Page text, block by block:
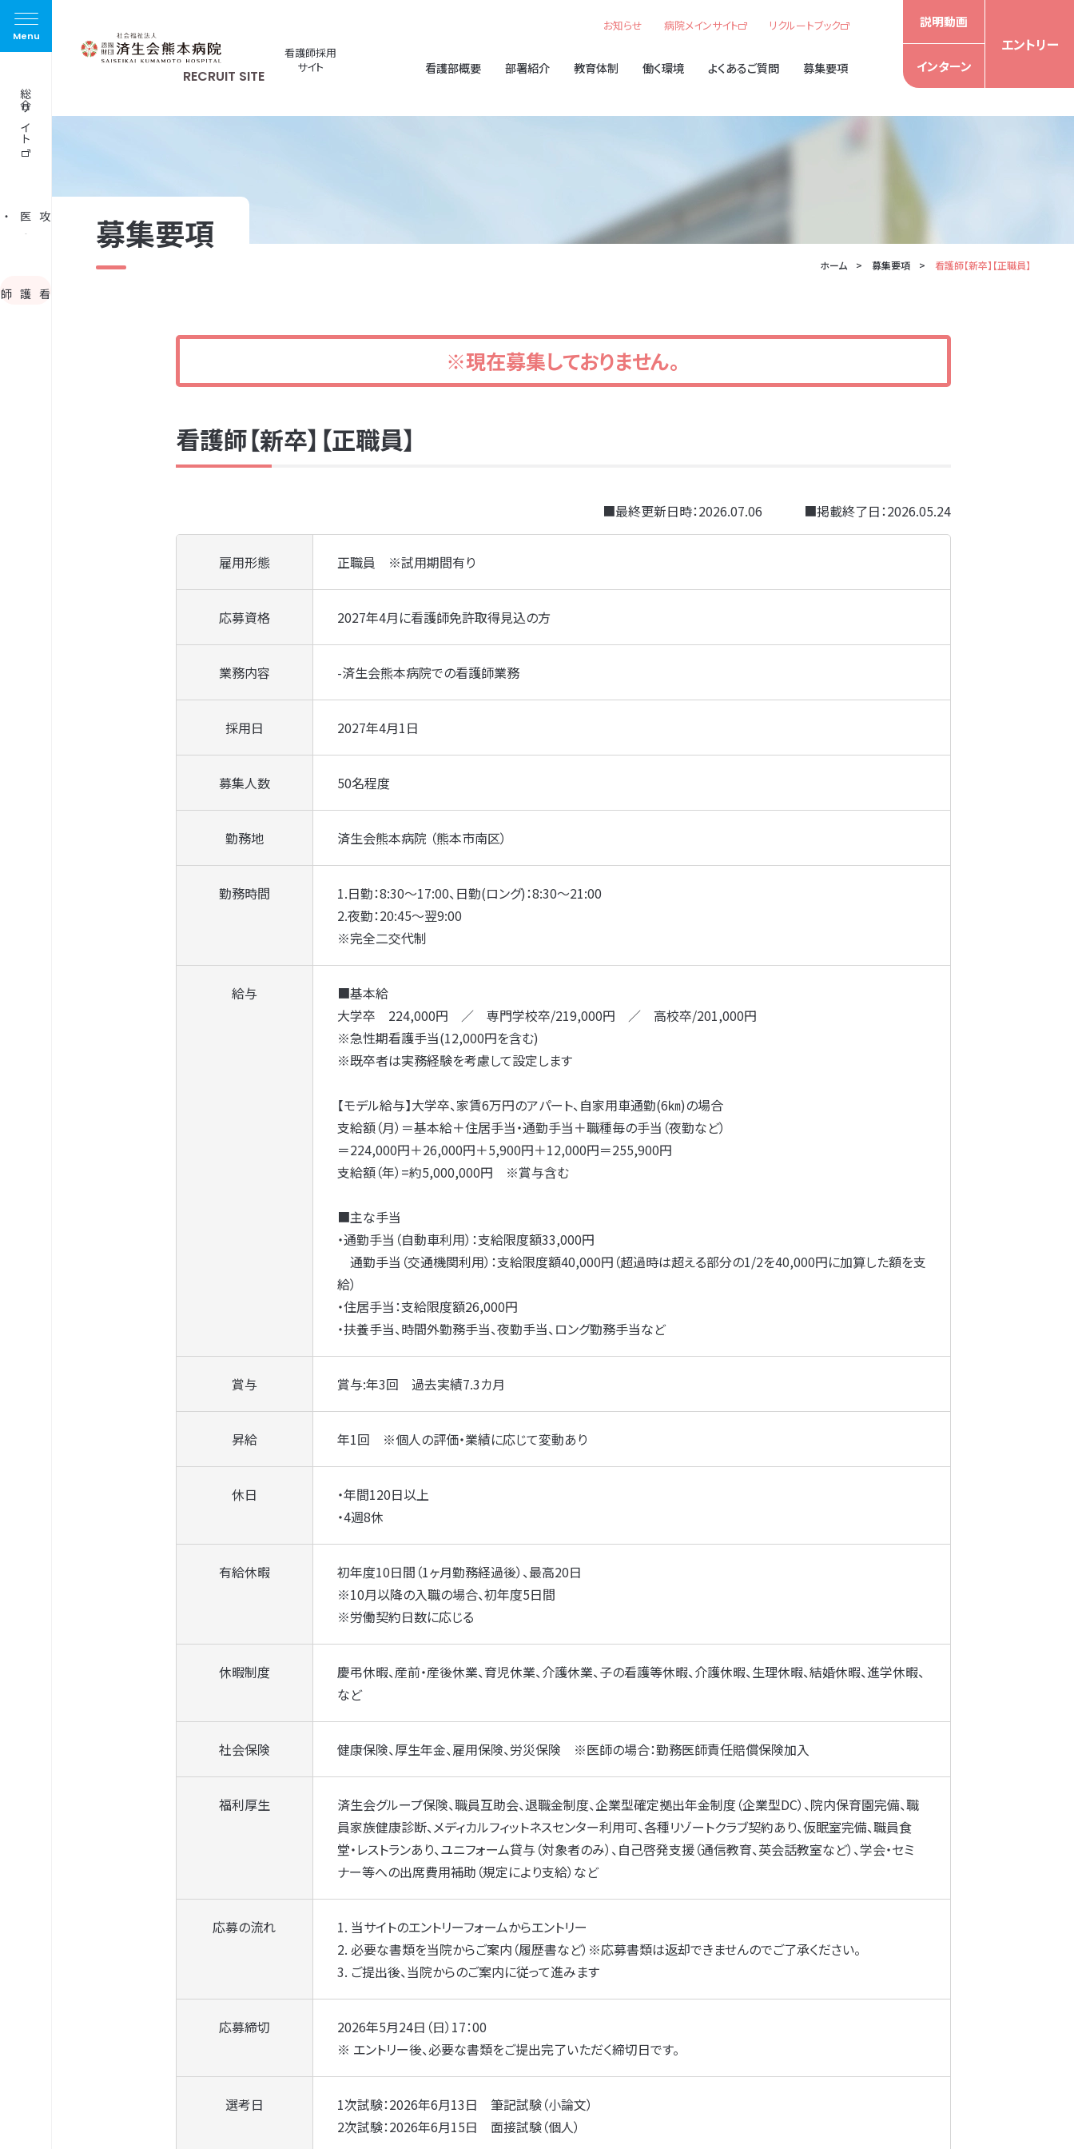
RECRUIT SITE
看護師採用
サイト
お知らせ 病院メインサイト リクルートブック
看護部概要 部署紹介 教育体制 働く環境 よくあるご質問 募集要項
説明動画
インターン
エントリー
menu
総合サイト
看護師
募集要項
ホーム 募集要項 看護師【新卒】【正職員】
※現在募集しておりません。
看護師【新卒】【正職員】
■最終更新日時：2026.07.06 ■掲載終了日：2026.05.24
雇用形態 正職員 ※試用期間有り
応募資格 2027年4月に看護師免許取得見込の方
業務内容 -済生会熊本病院での看護師業務
採用日 2027年4月1日
募集人数 50名程度
勤務地 済生会熊本病院 （熊本市南区）
勤務時間
1.日勤：8:30～17:00、日勤(ロング)：8:30～21:00
2.夜勤：20:45～翌9:00
※完全二交代制
給与
■基本給
大学卒 224,000円 ／ 専門学校卒/219,000円 ／ 高校卒/201,000円
※急性期看護手当(12,000円を含む)
※既卒者は実務経験を考慮して設定します
【モデル給与】大学卒、家賃6万円のアパート、自家用車通勤(6㎞)の場合
支給額（月）＝基本給＋住居手当・通勤手当＋職種毎の手当（夜勤など）
＝224,000円＋26,000円＋5,900円＋12,000円＝255,900円
支給額（年）=約5,000,000円 ※賞与含む
■主な手当
・通勤手当（自動車利用）：支給限度額33,000円
通勤手当（交通機関利用）：支給限度額40,000円（超過時は超える部分の1/2を40,000円に加算した額を支
給）
・住居手当：支給限度額26,000円
・扶養手当、時間外勤務手当、夜勤手当、ロング勤務手当など
賞与 賞与:年3回 過去実績7.3カ月
昇給 年1回 ※個人の評価・業績に応じて変動あり
休日
・年間120日以上
・4週8休
有給休暇
初年度10日間（1ヶ月勤務経過後）、最高20日
※10月以降の入職の場合、初年度5日間
※労働契約日数に応じる
休暇制度
慶弔休暇、産前・産後休業、育児休業、介護休業、子の看護等休暇、介護休暇、生理休暇、結婚休暇、進学休暇、
など
社会保険 健康保険、厚生年金、雇用保険、労災保険 ※医師の場合：勤務医師責任賠償保険加入
福利厚生
済生会グループ保険、職員互助会、退職金制度、企業型確定拠出年金制度（企業型DC）、院内保育園完備、職
員家族健康診断、メディカルフィットネスセンター利用可、各種リゾートクラブ契約あり、仮眠室完備、職員食
堂・レストランあり、ユニフォーム貸与（対象者のみ）、自己啓発支援（通信教育、英会話教室など）、学会・セミ
ナー等への出席費用補助（規定により支給）など
応募の流れ
1. 当サイトのエントリーフォームからエントリー
2. 必要な書類を当院からご案内（履歴書など）※応募書類は返却できませんのでご了承ください。
3. ご提出後、当院からのご案内に従って進みます
応募締切
2026年5月24日（日）17：00
※ エントリー後、必要な書類をご提出完了いただく締切日です。
選考日
1次試験：2026年6月13日 筆記試験（小論文）
2次試験：2026年6月15日 面接試験（個人）